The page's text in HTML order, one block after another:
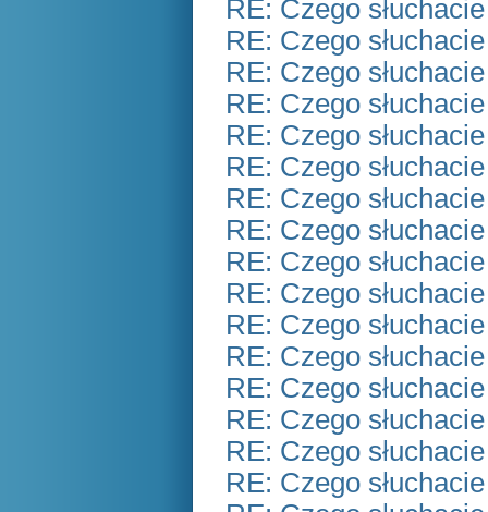
RE: Czego
RE: Czego
RE: Czego
RE: Czego
RE: Czego
RE: Czego
RE: Czego
RE: Czego
RE: Czego
RE: Czego
RE: Czego
RE: Czego
RE: Czego
RE: Czego
RE: Czego
RE: Czego